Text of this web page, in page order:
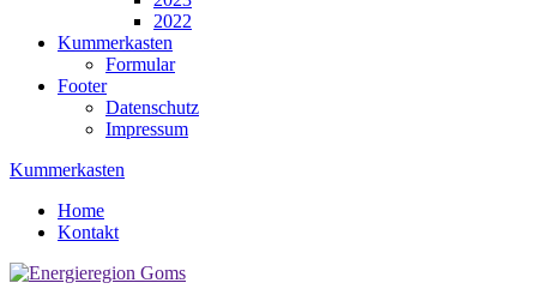
2022
Kummerkasten
Formular
Footer
Datenschutz
Impressum
Kummerkasten
Home
Kontakt